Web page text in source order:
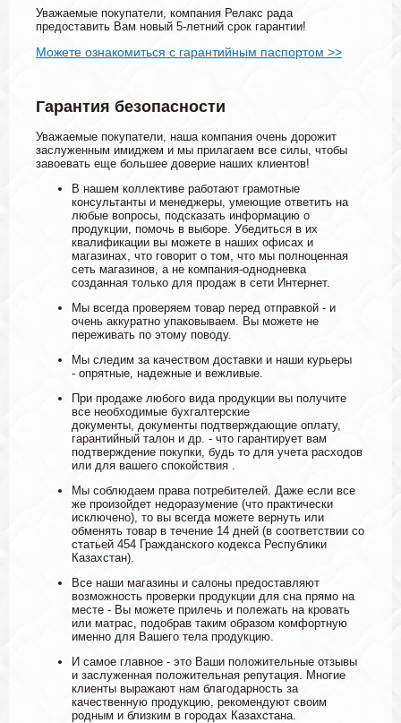
Уважаемые покупатели, компания Релакс рада
предоставить Вам новый 5-летний срок гарантии!
Можете ознакомиться с гарантийным паспортом >>
Гарантия безопасности
Уважаемые покупатели, наша компания очень дорожит
заслуженным имиджем и мы прилагаем все силы, чтобы
завоевать еще большее доверие наших клиентов!
В нашем коллективе работают грамотные
консультанты и менеджеры, умеющие ответить на
любые вопросы, подсказать информацию о
продукции, помочь в выборе. Убедиться в их
квалификации вы можете в наших офисах и
магазинах, что говорит о том, что мы полноценная
сеть магазинов, а не компания-однодневка
созданная только для продаж в сети Интернет.
Мы всегда проверяем товар перед отправкой - и
очень аккуратно упаковываем. Вы можете не
переживать по этому поводу.
Мы следим за качеством доставки и наши курьеры
- опрятные, надежные и вежливые.
При продаже любого вида продукции вы получите
все необходимые бухгалтерские
документы, документы подтверждающие оплату,
гарантийный талон и др. - что гарантирует вам
подтверждение покупки, будь то для учета расходов
или для вашего спокойствия .
Мы соблюдаем права потребителей. Даже если все
же произойдет недоразумение (что практически
исключено), то вы всегда можете вернуть или
обменять товар в течение 14 дней (в соответствии со
статьей 454 Гражданского кодекса Республики
Казахстан).
Все наши магазины и салоны предоставляют
возможность проверки продукции для сна прямо на
месте - Вы можете прилечь и полежать на кровать
или матрас, подобрав таким образом комфортную
именно для Вашего тела продукцию.
И самое главное - это Ваши положительные отзывы
и заслуженная положительная репутация. Многие
клиенты выражают нам благодарность за
качественную продукцию, рекомендуют своим
родным и близким в городах Казахстана.